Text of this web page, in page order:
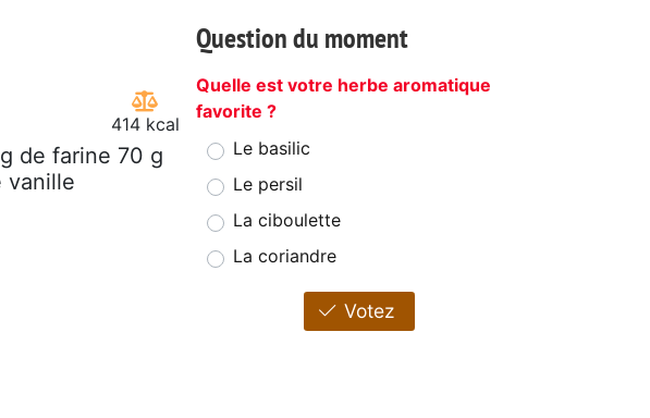
414 kcal
de farine 70 g
vanille
Question du moment
Quelle est votre herbe aromatique
favorite ?
Le basilic
Le persil
La ciboulette
La coriandre
Votez